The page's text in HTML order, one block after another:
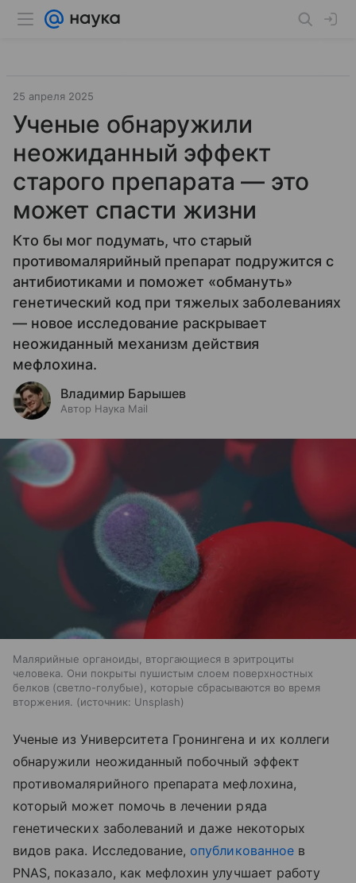
25 апреля 2025
Ученые обнаружили
неожиданный эффект
старого препарата — это
может спасти жизни
Кто бы мог подумать, что старый
противомалярийный препарат подружится с
антибиотиками и поможет «обмануть»
генетический код при тяжелых заболеваниях
— новое исследование раскрывает
неожиданный механизм действия
мефлохина.
Владимир Барышев
Автор Наука Mail
Малярийные органоиды, вторгающиеся в эритроциты
человека. Они покрыты пушистым слоем поверхностных
белков (светло-голубые), которые сбрасываются во время
вторжения.
источник: Unsplash
Ученые из Университета Гронингена и их коллеги
обнаружили неожиданный побочный эффект
противомалярийного препарата мефлохина,
который может помочь в лечении ряда
генетических заболеваний и даже некоторых
видов рака. Исследование, опубликованноев
PNAS, показало, как мефлохин улучшает работу